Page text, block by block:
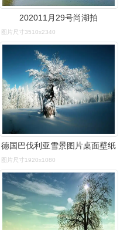
202011月29号尚湖拍
图片尺寸3510x2340
德国巴伐利亚雪景图片桌面壁纸
图片尺寸1920x1080